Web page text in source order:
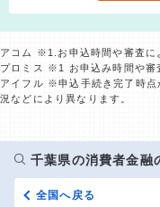
アコム ※1.お申込時間や審査に
プロミス ※1 お申込み時間や審
アイフル ※申込手続き完了時点
況などにより異なります。
千葉県の消費者金融
全国へ戻る